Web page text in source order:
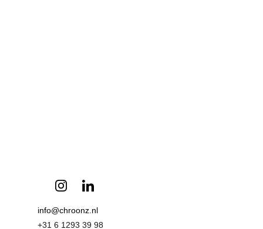
info@chroonz.nl
+31 6 1293 39 98